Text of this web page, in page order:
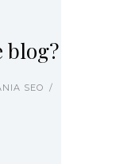
blog?
SEO /